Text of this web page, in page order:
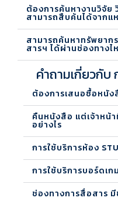
ต้องการค้นหางานวิจัย
สามารถสืบค้นได้จากแ
สามารถค้นหาทรัพยา
สารฯ ได้ผ่านช่องทางไ
คำถามเกี่ยวกับ
ต้องการเสนอซื้อหนัง
คืนหนังสือ แต่เจ้าหน้า
อย่างไร
การใช้บริการห้อง
การใช้บริการบอร์ดเกม
ช่องทางการสื่อสาร